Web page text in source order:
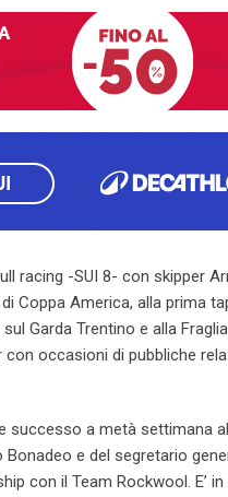
racing -SUI 8- con skipper
Coppa America, alla prima
Garda Trentino e alla
occasioni di pubbliche
successo a metà settimana
e del segretario
con il Team Rockwool. E’ in